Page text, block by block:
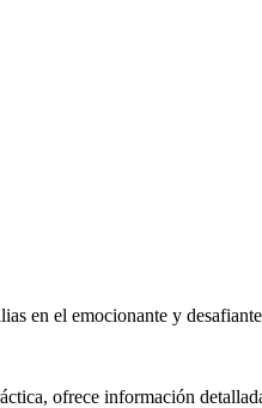
en el emocionante y
ofrece información